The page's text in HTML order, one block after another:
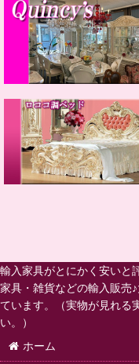
輸入家具がとにかく安いと
家具・雑貨などの輸入販売
ています。（実物が見れる
い。）
ホーム